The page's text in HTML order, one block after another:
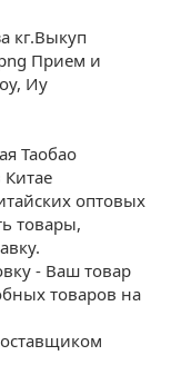
кг.Выкуп
Прием и
Иу
Таобао
Китае
оптовых
товары,
- Ваш товар
товаров на